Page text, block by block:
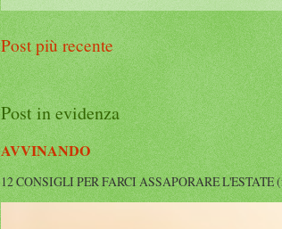
Post più recente
Post in evidenza
AVVINANDO
12 CONSIGLI PER FARCI ASSAPORARE L'ESTATE